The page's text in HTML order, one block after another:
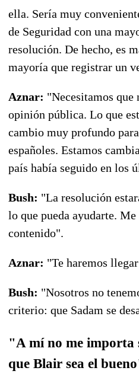
ella. Sería muy
de Seguridad con una
resolución. De hecho, es
mayoría que registrar un
Aznar: "Necesitamos que
opinión pública. Lo que
cambio muy profundo
españoles. Estamos
país había seguido en los
Bush: "La resolución
lo que pueda ayudarte.
contenido".
Aznar: "Te haremos
Bush: "Nosotros no
criterio: que Sadam se
"A mí no me importa
que Blair sea el